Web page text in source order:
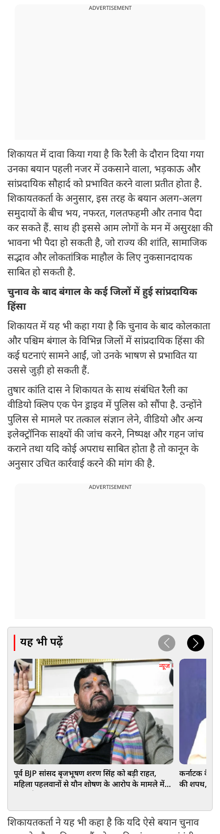
ADVERTISEMENT
शिकायत में दावा किया गया है कि रैली के दौरान दिया गया
उनका बयान पहली नजर में उकसाने वाला, भड़काऊ और
सांप्रदायिक सौहार्द को प्रभावित करने वाला प्रतीत होता है.
शिकायतकर्ता के अनुसार, इस तरह के बयान अलग-अलग
समुदायों के बीच भय, नफरत, गलतफहमी और तनाव पैदा
कर सकते हैं. साथ ही इससे आम लोगों के मन में असुरक्षा की
भावना भी पैदा हो सकती है, जो राज्य की शांति, सामाजिक
सद्भाव और लोकतांत्रिक माहौल के लिए नुकसानदायक
साबित हो सकती है.
चुनाव के बाद बंगाल के कई जिलों में हुई सांप्रदायिक
हिंसा
शिकायत में यह भी कहा गया है कि चुनाव के बाद कोलकाता
और पश्चिम बंगाल के विभिन्न जिलों में सांप्रदायिक हिंसा की
कई घटनाएं सामने आईं, जो उनके भाषण से प्रभावित या
उससे जुड़ी हो सकती हैं.
तुषार कांति दास ने शिकायत के साथ संबंधित रैली का
वीडियो क्लिप एक पेन ड्राइव में पुलिस को सौंपा है. उन्होंने
पुलिस से मामले पर तत्काल संज्ञान लेने, वीडियो और अन्य
इलेक्ट्रॉनिक साक्ष्यों की जांच करने, निष्पक्ष और गहन जांच
कराने तथा यदि कोई अपराध साबित होता है तो कानून के
अनुसार उचित कार्रवाई करने की मांग की है.
ADVERTISEMENT
यह भी पढ़ें
न्यूज
पूर्व BJP सांसद बृजभूषण शरण सिंह को बड़ी राहत,
महिला पहलवानों से यौन शोषण के आरोप के मामले में
कर्नाटक
की शपथ,
शिकायतकर्ता ने यह भी कहा है कि यदि ऐसे बयान चुनाव